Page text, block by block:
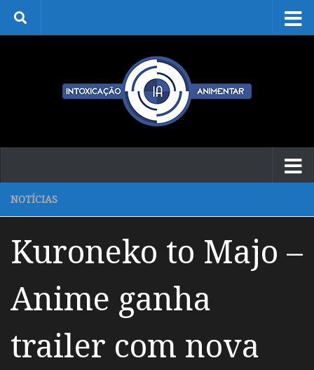
Skip to content
NOTÍCIAS
Kuroneko to Majo –
Anime ganha
trailer com nova